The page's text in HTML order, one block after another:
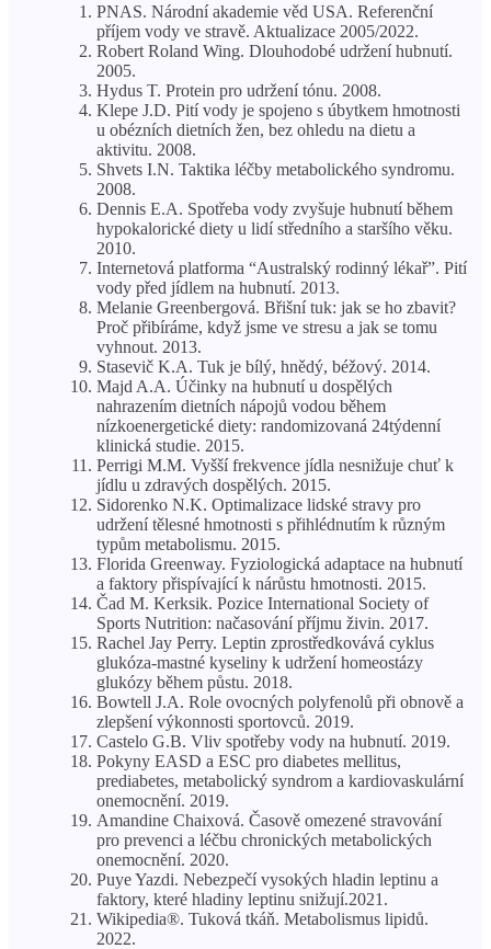
PNAS. Národní akademie věd USA. Referenční
příjem vody ve stravě. Aktualizace 2005/2022.
Robert Roland Wing. Dlouhodobé udržení hubnutí.
2005.
Hydus T. Protein pro udržení tónu. 2008.
Klepe J.D. Pití vody je spojeno s úbytkem hmotnosti
u obézních dietních žen, bez ohledu na dietu a
aktivitu. 2008.
Shvets I.N. Taktika léčby metabolického syndromu.
2008.
Dennis E.A. Spotřeba vody zvyšuje hubnutí během
hypokalorické diety u lidí středního a staršího věku.
2010.
Internetová platforma “Australský rodinný lékař”. Pití
vody před jídlem na hubnutí. 2013.
Melanie Greenbergová. Břišní tuk: jak se ho zbavit?
Proč přibíráme, když jsme ve stresu a jak se tomu
vyhnout. 2013.
Stasevič K.A. Tuk je bílý, hnědý, béžový. 2014.
Majd A.A. Účinky na hubnutí u dospělých
nahrazením dietních nápojů vodou během
nízkoenergetické diety: randomizovaná 24týdenní
klinická studie. 2015.
Perrigi M.M. Vyšší frekvence jídla nesnižuje chuť k
jídlu u zdravých dospělých. 2015.
Sidorenko N.K. Optimalizace lidské stravy pro
udržení tělesné hmotnosti s přihlédnutím k různým
typům metabolismu. 2015.
Florida Greenway. Fyziologická adaptace na hubnutí
a faktory přispívající k nárůstu hmotnosti. 2015.
Čad M. Kerksik. Pozice International Society of
Sports Nutrition: načasování příjmu živin. 2017.
Rachel Jay Perry. Leptin zprostředkovává cyklus
glukóza-mastné kyseliny k udržení homeostázy
glukózy během půstu. 2018.
Bowtell J.A. Role ovocných polyfenolů při obnově a
zlepšení výkonnosti sportovců. 2019.
Castelo G.B. Vliv spotřeby vody na hubnutí. 2019.
Pokyny EASD a ESC pro diabetes mellitus,
prediabetes, metabolický syndrom a kardiovaskulární
onemocnění. 2019.
Amandine Chaixová. Časově omezené stravování
pro prevenci a léčbu chronických metabolických
onemocnění. 2020.
Puye Yazdi. Nebezpečí vysokých hladin leptinu a
faktory, které hladiny leptinu snižují.2021.
Wikipedia®. Tuková tkáň. Metabolismus lipidů.
2022.